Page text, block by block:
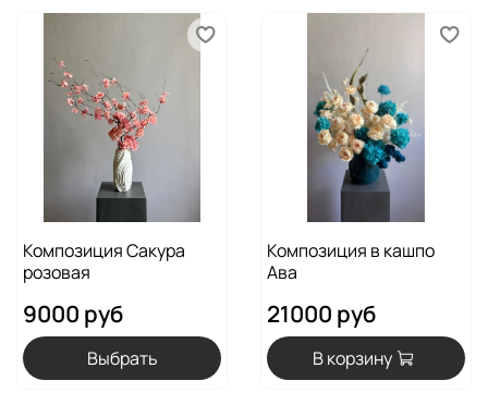
Композиция Сакура
розовая
9000 руб
Выбрать
Композиция в кашпо
Ава
21000 руб
В корзину